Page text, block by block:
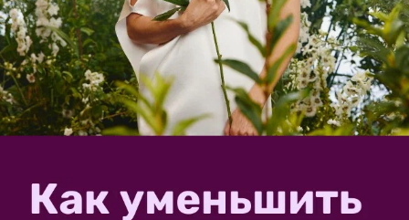
Скручиные нижнии листья